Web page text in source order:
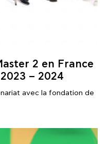
2 en France
– 2024
avec la fondation de